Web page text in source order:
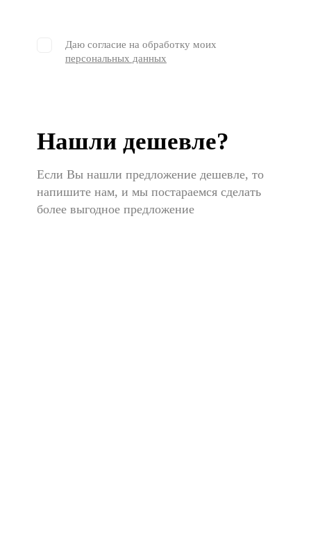
Даю согласие на обработку моих
персональных данных
Нашли дешевле?
Если Вы нашли предложение дешевле, то
напишите нам, и мы постараемся сделать
более выгодное предложение